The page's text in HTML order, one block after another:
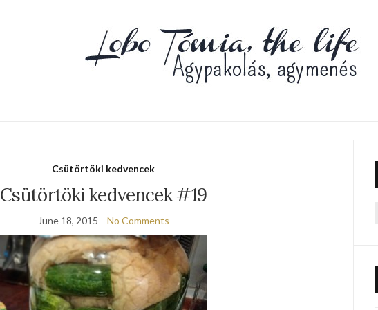
Csütörtöki kedvencek
Csütörtöki kedvencek #19
June 18, 2015 No Comments